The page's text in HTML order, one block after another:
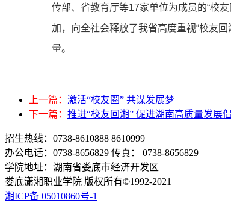
传部、省教育厅等17家单位为成员的“校
加，向全社会释放了我省高度重视“校友
量。
上一篇： 激活“校友圈” 共谋发展梦
下一篇： 推进“校友回湘” 促进湖南高质量发展
招生热线：0738-8610888 8610999
办公电话：0738-8656829 传真： 0738-8656829
学院地址：湖南省娄底市经济开发区
娄底潇湘职业学院 版权所有©1992-2021
湘ICP备 05010860号-1